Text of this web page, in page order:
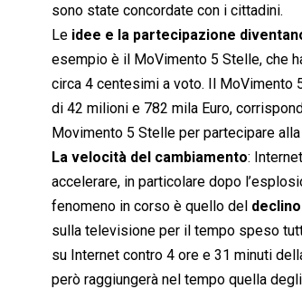
sono state concordate con i cittadini.
Le idee e la partecipazione
esempio è il MoVimento 5 Stelle, che
circa 4 centesimi a voto. Il MoVimento
di 42 milioni e 782 mila Euro,
Movimento 5 Stelle per partecipare
La velocità del cambiamento:
accelerare, in particolare dopo
fenomeno in corso è quello del
sulla televisione per il tempo speso
su Internet contro 4 ore e 31 minuti
però raggiungerà nel tempo quella